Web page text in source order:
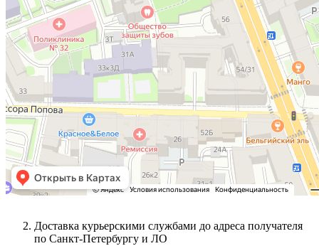
Доставка курьерскими службами до адреса получателя
по Санкт-Петербургу и ЛО